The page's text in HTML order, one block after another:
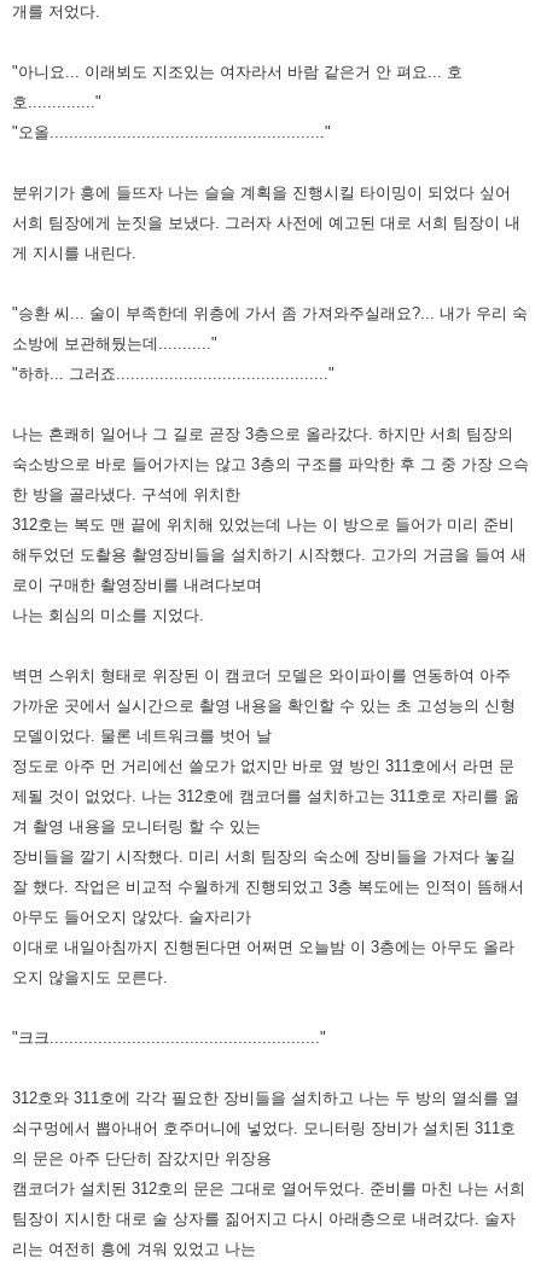
개를 저었다.
"아니요... 이래뵈도 지조있는 여자라서 바람 같은거 안 펴요... 호
호.............."
"오올........................................................."
분위기가 흥에 들뜨자 나는 슬슬 계획을 진행시킬 타이밍이 되었다 싶어
서희 팀장에게 눈짓을 보냈다. 그러자 사전에 예고된 대로 서희 팀장이 내
게 지시를 내린다.
"승환 씨... 술이 부족한데 위층에 가서 좀 가져와주실래요?... 내가 우리 숙
소방에 보관해뒀는데..........."
"하하... 그러죠............................................"
나는 흔쾌히 일어나 그 길로 곧장 3층으로 올라갔다. 하지만 서희 팀장의
숙소방으로 바로 들어가지는 않고 3층의 구조를 파악한 후 그 중 가장 으슥
한 방을 골라냈다. 구석에 위치한
312호는 복도 맨 끝에 위치해 있었는데 나는 이 방으로 들어가 미리 준비
해두었던 도촬용 촬영장비들을 설치하기 시작했다.
고가의 거금을 들여 새
로이 구매한 촬영장비를 내려다보며
나는 회심의 미소를 지었다.
벽면 스위치 형태로 위장된 이 캠코더 모델은 와이파이를 연동하여 아주
가까운 곳에서 실시간으로 촬영 내용을 확인할 수 있는 초 고성능의 신형
모델이었다. 물론 네트워크를 벗어 날
정도로 아주 먼 거리에선 쓸모가 없지만 바로 옆 방인 311호에서 라면 문
제될 것이 없었다. 나는 312호에 캠코더를 설치하고는 311호로 자리를 옮
겨 촬영 내용을 모니터링 할 수 있는
장비들을 깔기 시작했다. 미리 서희 팀장의 숙소에 장비들을 가져다 놓길
잘 했다. 작업은 비교적 수월하게 진행되었고 3층 복도에는 인적이 뜸해서
아무도 들어오지 않았다. 술자리가
이대로 내일아침까지 진행된다면 어쩌면 오늘밤 이 3층에는 아무도 올라
오지 않을지도 모른다.
"크크........................................................"
312호와 311호에 각각 필요한 장비들을 설치하고 나는 두 방의 열쇠를 열
쇠구멍에서 뽑아내어 호주머니에 넣었다. 모니터링 장비가 설치된 311호
의 문은 아주 단단히 잠갔지만 위장용
캠코더가 설치된 312호의 문은 그대로 열어두었다. 준비를 마친 나는 서희
팀장이 지시한 대로 술 상자를 짊어지고 다시 아래층으로 내려갔다. 술자
리는 여전히 흥에 겨워 있었고 나는